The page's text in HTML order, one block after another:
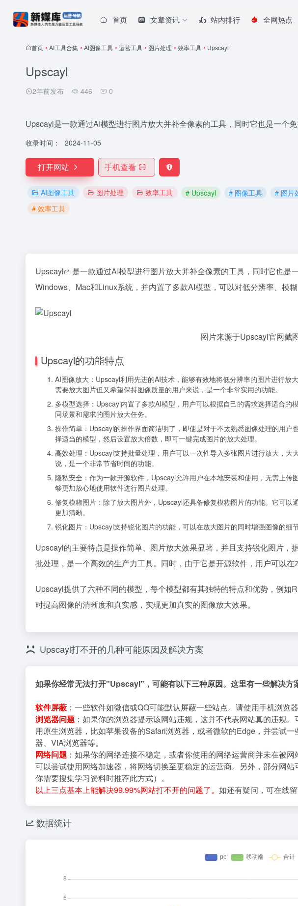
首页 文章资讯 站内排行 全网热点
首页 • AI工具合集 • AI图像工具 • 运营工具 • 图片处理 • 效率工具 • Upscayl
Upscayl
2年前发布 446 0
Upscayl是一款通过AI模型进行图片放大并补全像素的工具，同时它也是一个免
收录时间： 2024-11-05
打开网站 手机查看
AI图像工具 图片处理 效率工具 # Upscayl # 图像工具 # 图片
# 效率工具
Upscayl
是一款通过AI模型进行图片放大并补全像素的工具，同时它也是
Windows、Mac和Linux系统，并内置了多款AI模型，可以对低分辨率、模
图片来源于Upscayl官网截
Upscayl的功能特点
AI图像放大：Upscayl利用先进的AI技术，能够有效地将低分辨率的图片进行放
需要放大图片但又希望保持图像质量的用户来说，是一个非常实用的功能。
多模型选择：Upscayl内置了多款AI模型，用户可以根据自己的需求选择适合的
同场景和需求的图片放大任务。
操作简单：Upscayl的操作界面简洁明了，即使是对于不太熟悉图像处理的用
择适当的模型，然后设置放大倍数，即可一键完成图片的放大处理。
高效处理：Upscayl支持批量处理，用户可以一次性导入多张图片进行放大，
说，是一个非常节省时间的功能。
隐私安全：作为一款开源软件，Upscayl允许用户在本地安装和使用，无需上
够更加放心地使用软件进行图片处理。
修复模糊图片：除了放大图片外，Upscayl还具备修复模糊图片的功能。它可
更加清晰。
锐化图片：Upscayl支持锐化图片的功能，可以在放大图片的同时增强图像的细
Upscayl的主要特点是操作简单、图片放大效果显著，并且支持锐化图片，
批处理，是一个高效的生产力工具。同时，由于它是开源软件，用户可以在
Upscayl提供了六种不同的模型，每个模型都有其独特的特点和优势，例如
时提高图像的清晰度和真实感，实现更加真实的图像放大效果。
Upscayl打不开的几种可能原因及解决方案
如果你经常无法打开"Upscayl"，可能有以下三种原因。这里有一些解决方
软件屏蔽 ：一些软件如微信或QQ可能默认屏蔽一些站点。请使用手机浏览
浏览器问题 ：如果你的浏览器提示该网站违规，这并不代表网站真的违规
用原生浏览器，比如苹果设备的Safari浏览器，或者微软的Edge，并尝试
器、VIA浏览器等。
网络问题 ：如果你的网络连接不稳定，或者你使用的网络运营商并未在被
可以尝试使用网络加速器，将网络切换至更稳定的运营商。另外，部分网
你需要搜集学习资料时推荐此方式）。
以上三点基本上能解决99.99%网站打不开的问题了。 如还有疑问，可在线
数据统计